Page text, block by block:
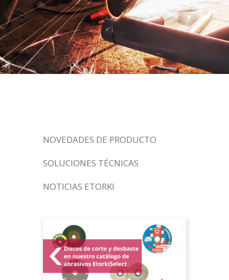
NOVEDADES DE PRODUCTO
SOLUCIONES TÉCNICAS
NOTICIAS ETORKI